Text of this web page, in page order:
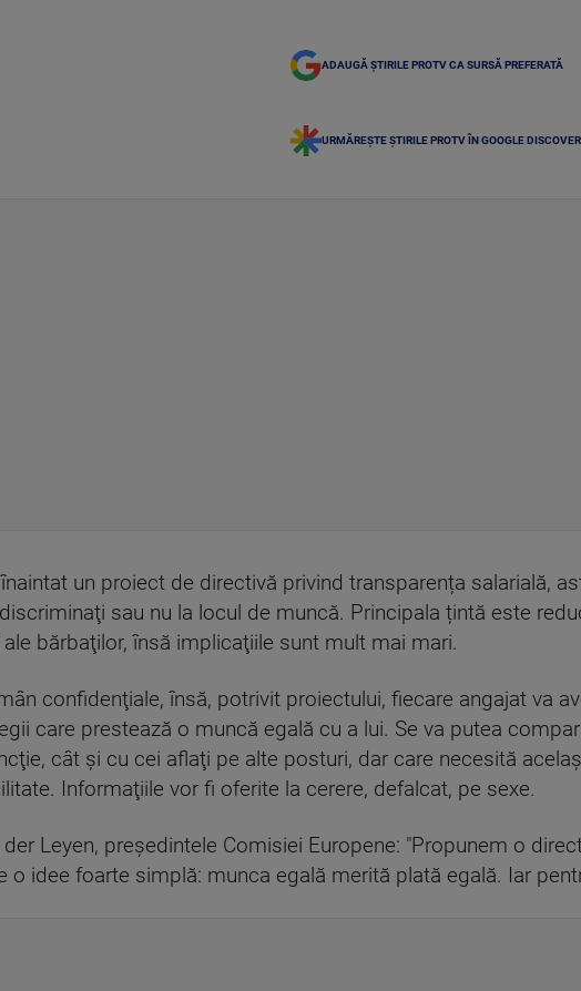
ADAUGĂ ȘTIRILE PROTV CA SURSĂ PREFERATĂ
URMĂREȘTE ȘTIRILE PROTV ÎN GOOGLE DISCOVER
un proiect de directivă privind transparența salarială,
sau nu la locul de muncă. Principala țintă este
bărbaţilor, însă implicaţiile sunt mult mai mari.
confidenţiale, însă, potrivit proiectului, fiecare angajat va
care prestează o muncă egală cu a lui. Se va putea
cât şi cu cei aflaţi pe alte posturi, dar care necesită
Informaţiile vor fi oferite la cerere, defalcat, pe sexe.
der Leyen, președintele Comisiei Europene: "Propunem o
o idee foarte simplă: munca egală merită plată egală. Iar